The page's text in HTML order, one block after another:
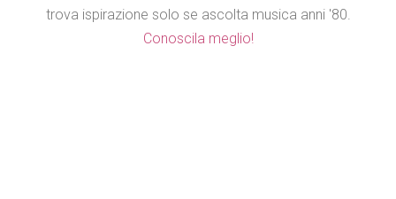
trova ispirazione solo se ascolta musica anni '80.
Conoscila meglio!